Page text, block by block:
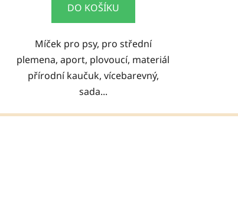
DO KOŠÍKU
Míček pro psy, pro střední
plemena, aport, plovoucí, materiál
přírodní kaučuk, vícebarevný,
sada...